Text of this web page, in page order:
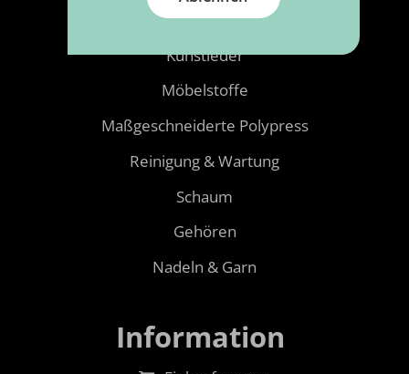
Kurzwaren
Kunstleder
Möbelstoffe
Maßgeschneiderte Polypress
Reinigung & Wartung
Schaum
Gehören
Nadeln & Garn
Information